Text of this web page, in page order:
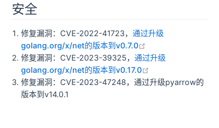
安全
修复漏洞：CVE-2022-41723，通过升级
golang.org/x/net的版本到v0.7.0
修复漏洞：CVE-2023-39325，通过升级
golang.org/x/net的版本到v0.17.0
修复漏洞：CVE-2023-47248，通过升级pyarrow的
版本到v14.0.1